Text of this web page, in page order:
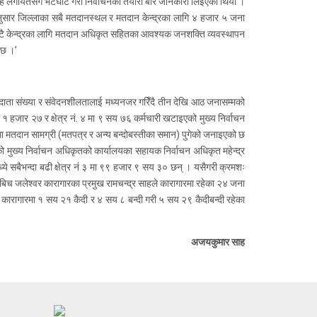
जिल्लाका सबै मतदानस्थल र मतदान केन्द्रका लागि ४ हजार ५ जना
केन्द्रका लागि मतदान अधिकृत सहितका आवश्यक जनशक्ति व्यवस्थापन
।’
संख्या र संवेदनशीलतालाई मध्यनजर गरिँदै तीन देखि आठ जनासम्मको
हजार २७ र क्षेत्र नं. ४ मा ९ सय ७६ कर्मचारी खटाइएको मुख्य निर्वाचन
सामग्री (मतपत्र र अन्य बन्दोबस्तीका समान) पुगेको जनाइएको छ
निर्वाचन अधिकृतको कार्यालयका सहायक निर्वाचन अधिकृत महेन्द्र
सबैभन्दा बढी क्षेत्र नं ३ मा ९९ हजार ९ सय ३० छन् । यसैगरी क्रमशः
जलेश्वर कारागारका प्रमुख रामचन्द्र साहले कारागारमा रहेका २४ जना
कारागारमा १ सय २१ कैदी र ४ सय ८ बन्दी गरी ५ सय २९ कैदीबन्दी रहेका
अजयकुमार साह